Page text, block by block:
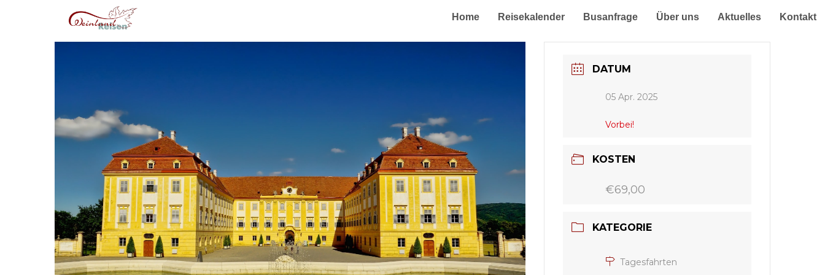
Home Reisekalender Busanfrage Über uns Aktuelles Kontakt
DATUM
05 Apr. 2025
Vorbei!
KOSTEN
€69,00
KATEGORIE
Tagesfahrten